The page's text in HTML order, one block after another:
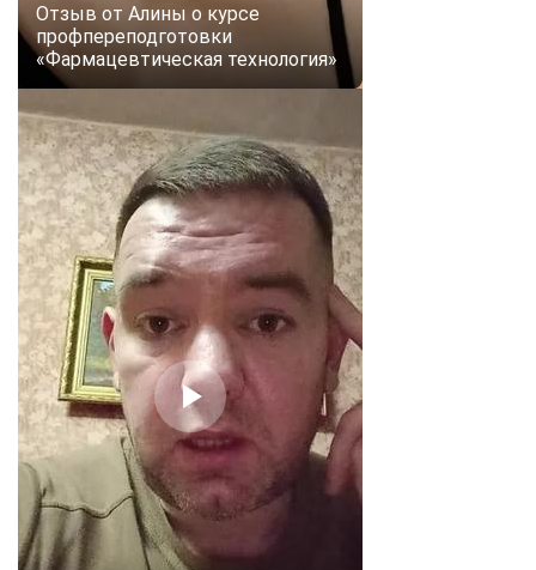
Отзыв от Алины о курсе
профпереподготовки
«Фармацевтическая технология»